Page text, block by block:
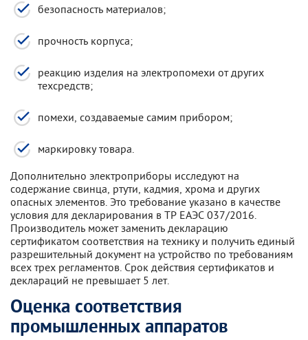
безопасность материалов;
прочность корпуса;
реакцию изделия на электропомехи от других
техсредств;
помехи, создаваемые самим прибором;
маркировку товара.
Дополнительно электроприборы исследуют на
содержание свинца, ртути, кадмия, хрома и других
опасных элементов. Это требование указано в качестве
условия для декларирования в ТР ЕАЭС 037/2016.
Производитель может заменить декларацию
сертификатом соответствия на технику и получить единый
разрешительный документ на устройство по требованиям
всех трех регламентов. Срок действия сертификатов и
деклараций не превышает 5 лет.
Оценка соответствия
промышленных аппаратов